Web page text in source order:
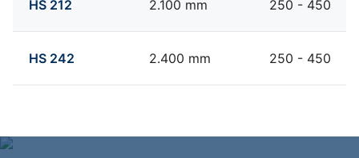
HS 212 2.100 mm 250 - 450
HS 242 2.400 mm 250 - 450